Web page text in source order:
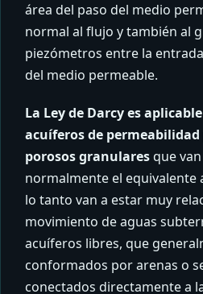
área del paso del medio
normal al flujo y también al
piezómetros entre la
del medio permeable.
La Ley de Darcy es
acuíferos de
porosos granularesque
normalmente el equivalente
lo tanto van a estar muy
movimiento de aguas
acuíferos libres, que
conformados por arenas o
conectados directamente a